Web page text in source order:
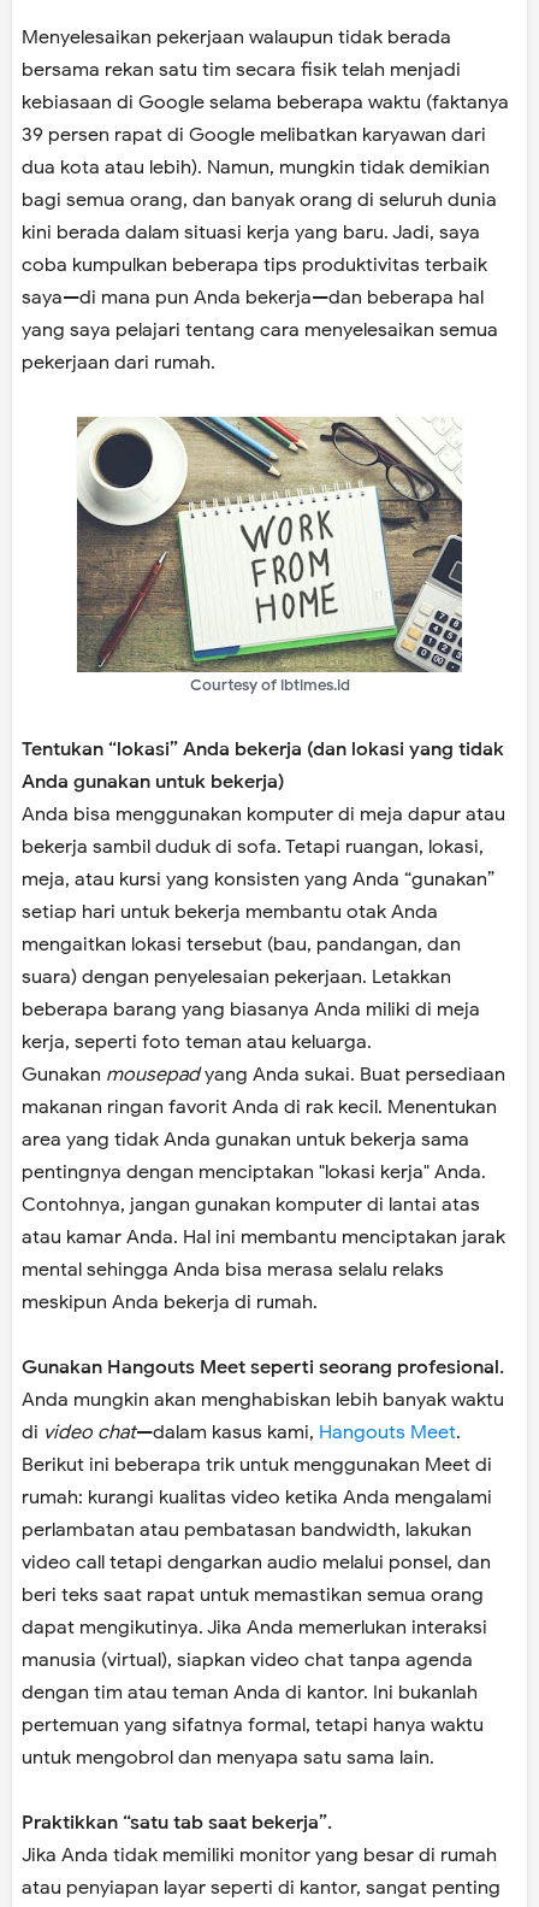
Menyelesaikan pekerjaan walaupun tidak berada
bersama rekan satu tim secara fisik telah menjadi
kebiasaan di Google selama beberapa waktu (faktanya
39 persen rapat di Google melibatkan karyawan dari
dua kota atau lebih). Namun, mungkin tidak demikian
bagi semua orang, dan banyak orang di seluruh dunia
kini berada dalam situasi kerja yang baru. Jadi, saya
coba kumpulkan beberapa tips produktivitas terbaik
saya—di mana pun Anda bekerja—dan beberapa hal
yang saya pelajari tentang cara menyelesaikan semua
pekerjaan dari rumah.
Courtesy of ibtimes.id
Tentukan “lokasi” Anda bekerja (dan lokasi yang tidak
Anda gunakan untuk bekerja)
Anda bisa menggunakan komputer di meja dapur atau
bekerja sambil duduk di sofa. Tetapi ruangan, lokasi,
meja, atau kursi yang konsisten yang Anda “gunakan”
setiap hari untuk bekerja membantu otak Anda
mengaitkan lokasi tersebut (bau, pandangan, dan
suara) dengan penyelesaian pekerjaan. Letakkan
beberapa barang yang biasanya Anda miliki di meja
kerja, seperti foto teman atau keluarga.
Gunakan mousepadyang Anda sukai. Buat persediaan
makanan ringan favorit Anda di rak kecil. Menentukan
area yang tidak Anda gunakan untuk bekerja sama
pentingnya dengan menciptakan "lokasi kerja" Anda.
Contohnya, jangan gunakan komputer di lantai atas
atau kamar Anda. Hal ini membantu menciptakan jarak
mental sehingga Anda bisa merasa selalu relaks
meskipun Anda bekerja di rumah.
Gunakan Hangouts Meet seperti seorang profesional.
Anda mungkin akan menghabiskan lebih banyak waktu
di video chat—dalam kasus kami, Hangouts Meet.
Berikut ini beberapa trik untuk menggunakan Meet di
rumah: kurangi kualitas video ketika Anda mengalami
perlambatan atau pembatasan bandwidth, lakukan
video call tetapi dengarkan audio melalui ponsel, dan
beri teks saat rapat untuk memastikan semua orang
dapat mengikutinya. Jika Anda memerlukan interaksi
manusia (virtual), siapkan video chat tanpa agenda
dengan tim atau teman Anda di kantor. Ini bukanlah
pertemuan yang sifatnya formal, tetapi hanya waktu
untuk mengobrol dan menyapa satu sama lain.
Praktikkan “satu tab saat bekerja”.
Jika Anda tidak memiliki monitor yang besar di rumah
atau penyiapan layar seperti di kantor, sangat penting